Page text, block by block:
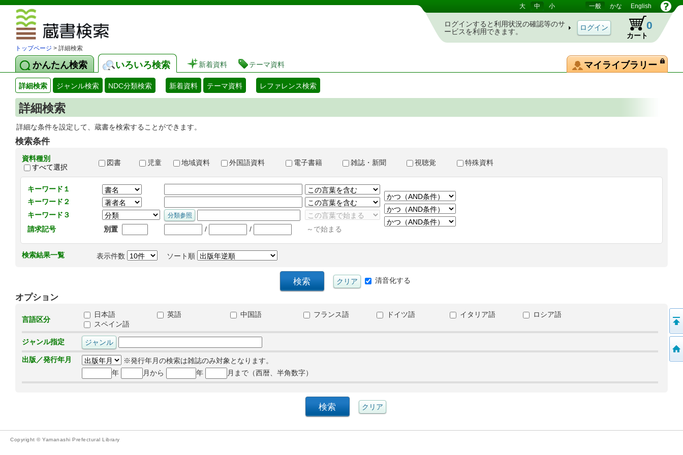
大 中 小 一般 かな English
ログインすると利用状況の確認等のサ
ービスを利用できます。
カート
0
トップページ > 詳細検索
かんたん検索 いろいろ検索 新着資料 テーマ資料 マイライブラリー
詳細検索 ジャンル検索 NDC分類検索 新着資料 テーマ資料 レファレンス検索
詳細検索
詳細な条件を設定して、蔵書を検索することができます。
検索条件
資料種別
すべて選択
図書 児童 地域資料 外国語資料 電子書籍 雑誌・新聞 視聴覚 特殊資料
キーワード１
キーワード２
キーワード３
請求記号
別置 / / ～で始まる
検索結果一覧 表示件数 ソート順
清音化する
オプション
言語区分
日本語 英語 中国語 フランス語 ドイツ語 イタリア語
ロシア語
スペイン語
ジャンル指定
出版／発行年月
※発行年月の検索は雑誌のみ対象となります。
年
月から 年 月まで（西暦、半角数字）
Copyright © Yamanashi Prefectural Library